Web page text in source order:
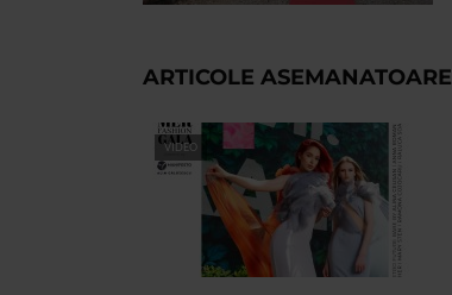
ARTICOLE ASEMANATOARE
VIDEO